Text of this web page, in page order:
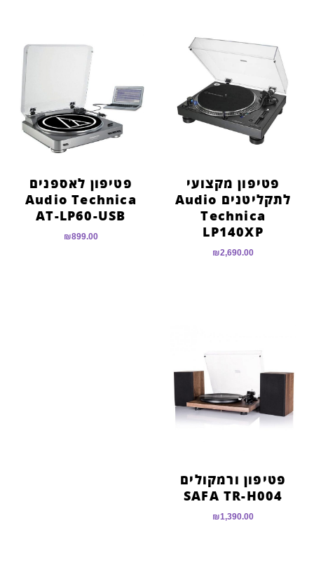
פטיפון מקצועי
לתקליטנים Audio
Technica
LP140XP
₪2,690.00
פטיפון לאספנים
Audio Technica
AT-LP60-USB
₪899.00
פטיפון ורמקולים
SAFA TR-H004
₪1,390.00